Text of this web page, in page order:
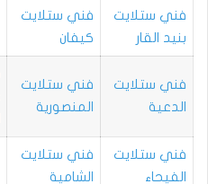
فني ستلايت
بنيد القار
فني ستلايت
كيفان
فني ستلايت
الدعية
فني ستلايت
المنصورية
فني ستلايت
الفيحاء
فني ستلايت
الشامية